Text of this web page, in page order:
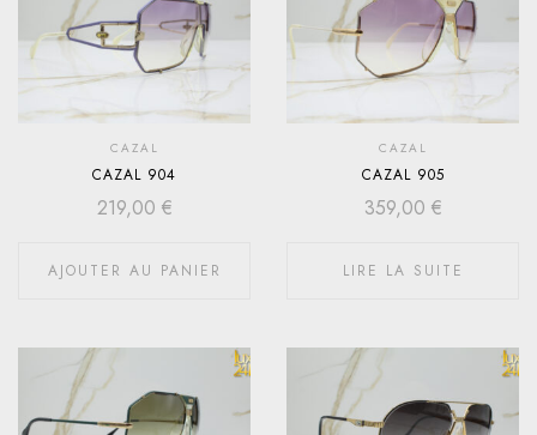
CAZAL
CAZAL 904
219,00 €
AJOUTER AU PANIER
CAZAL
CAZAL 905
359,00 €
LIRE LA SUITE